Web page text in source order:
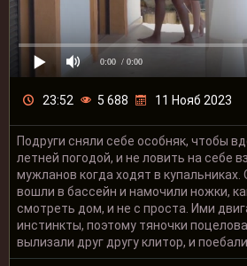
0:00 / 0:00
23:52 5 688 11 Нояб 2023
Подруги сняли себе особняк, чтобы
летней погодой, и не ловить на себе
мужланов когда ходят в купальниках.
вошли в бассейн и намочили ножки,
смотреть дом, и не с проста. Ими
инстинкты, поэтому тяночки
вылизали друг другу клитор, и